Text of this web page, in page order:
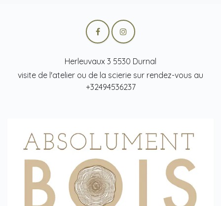
Herleuvaux 3 5530 Durnal
visite de l'atelier ou de la scierie sur rendez-vous au
+32494536237